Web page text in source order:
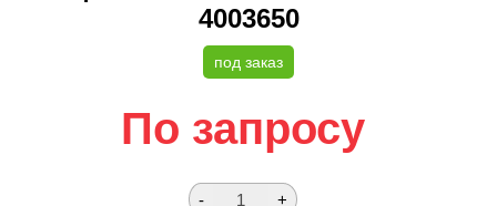
4003650
под заказ
По запросу